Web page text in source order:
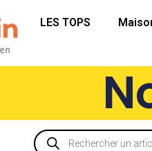
LES TOPS